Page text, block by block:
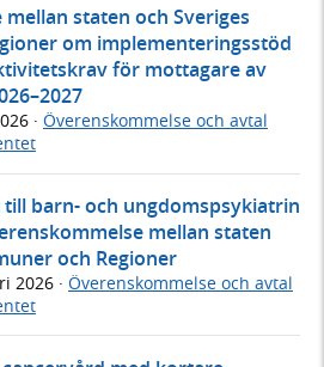
staten och Sveriges
om implementeringsstöd
för mottagare av
· Överenskommelse och avtal
barn- och ungdomspsykiatrin
mellan staten
och Regioner
2026 · Överenskommelse och avtal